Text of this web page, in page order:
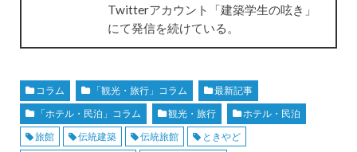
Twitterアカウント「建築学生の呟き」
にて発信を続けている。
コラム 「観光・旅行」コラム
最新記事
「ホテル・民泊」コラム
観光・旅行
ホテル・民泊
旅館
伝統建築 伝統旅館
ときやど